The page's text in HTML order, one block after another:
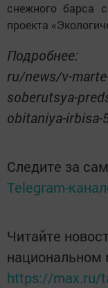
снежного барса
проекта
Подробнее:
ru/news/v-
soberutsya-
obitaniya-irbisa-
Следите за
Telegram-
Читайте
https://max.ru/